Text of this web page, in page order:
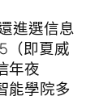
進選信息
（即夏威
年夜
能學院多